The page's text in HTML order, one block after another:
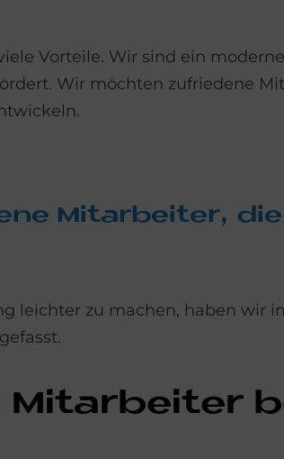
Vorteile. Wir sind ein
Wir möchten zufriedene
Mit­ar­bei­ter,
leichter zu machen, haben wir
Mit­ar­bei­ter